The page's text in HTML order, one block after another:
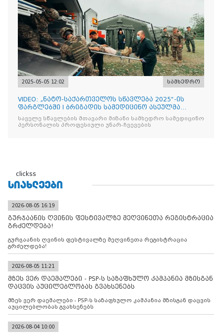
2025-05-05 12:02 სამხედრო
VIDEO: „ნატო-საქართველოს სწავლება 2025“-ის
ფარგლებში I ბრიგადის სამედიცინო ასეულმა
საველე ჰოსპიტალის
საველე სწავლების მთავარი მიზანი სამხედრო სამედიცინო
პერსონალის პროფესიული უნარ-ჩვევების
clickss
ᲡᲘᲐᲮᲚᲔᲔᲑᲘ
2026-08-05 16:19
გურჯაანის ღვინის ფესტივალზე მეღვინეთა რეგისტრაცია
გრძელდება!
გურჯაანის ღვინის ფესტივალზე მეღვინეთა რეგისტრაცია
გრძელდება!
2026-08-05 11:21
მზეს ვერ დაემალები - PSP-ს საზაფხულო კამპანია მზისგან
დაცვის აუცილებლობას გვახსენებს
მზეს ვერ დაემალები - PSP-ს საზაფხულო კამპანია მზისგან დაცვის
აუცილებლობას გვახსენებს
2026-08-04 10:00